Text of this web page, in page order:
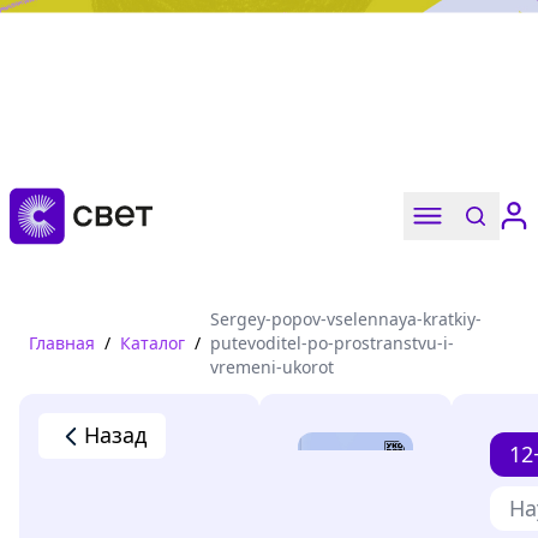
Дружба, любовь, взросление
Читать
Главная / Каталог /
Sergey-popov-vselennaya-kratkiy-
putevoditel-po-prostranstvu-i-
vremeni-ukorot
Назад